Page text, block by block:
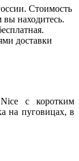
Стоимость
вы находитесь.
доставки
с коротким
на пуговицах, в